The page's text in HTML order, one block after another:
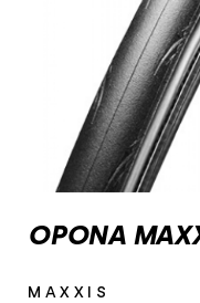
OPONA
MAXXIS